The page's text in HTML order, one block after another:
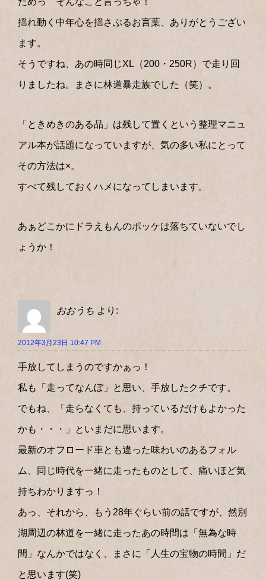
揺れ動く中年心を揺さぶるお言葉、ありがとうござい
ます。
そうですね、あの時同じXL（200・250R）で走り回
りましたね。まさに林道暴走族でした（笑）。
「ときめきのある品」は残して置くという整理マニュ
アル本が話題になっていますが、気の多い私にとって
その方法は×。
すべて残しておくハメになってしまいます。
あぁどこかにドラえもんのポッケは落ちていないでし
ょうか！
おおうち より:
2012年3月23日 10:47 PM
手放してしまうのですかぁっ！
私も「走ってなんぼ」と思い、手放したクチです。
でもね、「走らなくても、持っているだけもよかった
かも・・・」といまだに思います。
最新のオフロード車とも違った味わいのあるフォル
ム、同じ時代を一緒に走ったものとして、痛いほど気
持ちわかりますっ！
あっ、それから、もう28年ぐらい前の話ですが、然別
湖周辺の林道を一緒に走ったあの時間は「無為な時
間」なんかではなく、まさに「人生の宝物の時間」だ
と思います(笑)